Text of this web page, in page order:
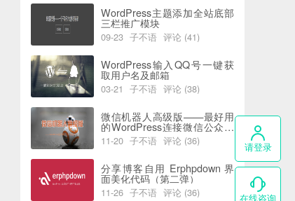
WordPress主题添加全站底部
三栏推广模块
09-23 子不语 评论 (41)
WordPress输入QQ号一键获
取用户名及邮箱
03-21 子不语 评论 (38)
微信机器人高级版——最好用
的WordPress连接微信公众号
插件
11-20 子不语 评论 (36)
分享博客自用 Erphpdown 界
面美化代码（第二弹）
11-26 子不语 评论 (36)
请登录
在线咨询